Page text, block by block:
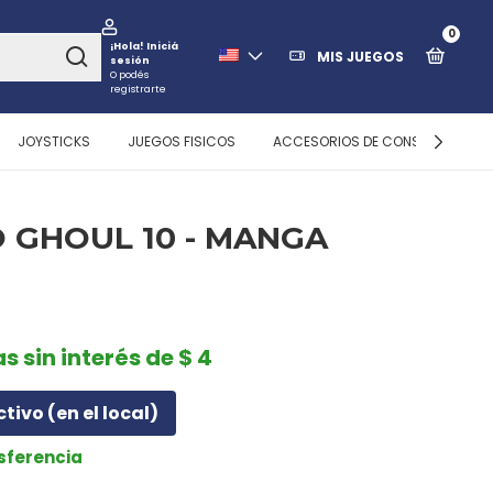
¡Hola! Iniciá
sesión
O podés
registrarte
MIS JUEGOS
0
JOYSTICKS JUEGOS FISICOS ACCESORIOS DE CONSOLAS
GHOUL 10 - MANGA
sin interés de $ 4
(en el local)